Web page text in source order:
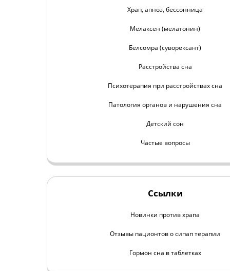
Храп, апноэ, бессонница
Мелаксен (мелатонин)
Белсомра (суворексант)
Расстройства сна
Психотерапия при расстройствах сна
Патология органов и нарушения сна
Детский сон
Частые вопросы
Ссылки
Новинки против храпа
Отзывы пационтов о сипап терапии
Гормон сна в таблетках